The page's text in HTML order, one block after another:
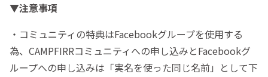
▼注意事項
・コミュニティの特典はFacebookグループを使用する
為、CAMPFIRRコミュニティへの申し込みとFacebookグ
ループへの申し込みは「実名を使った同じ名前」として下